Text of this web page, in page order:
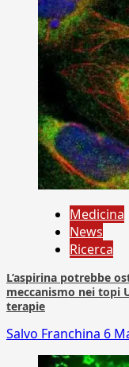
Medicina
News
Ricerca
L’aspirina potrebbe
meccanismo nei topi
terapie
Salvo Franchina 6